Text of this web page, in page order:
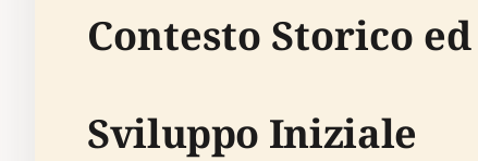
Contesto Storico
Sviluppo Iniziale